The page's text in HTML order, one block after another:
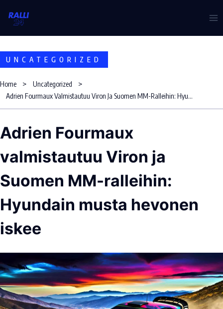
UNCATEGORIZED
Home
Uncategorized
Adrien Fourmaux Valmistautuu Viron Ja Suomen MM-Ralleihin: Hyundain Musta Hevonen Iskee
Adrien Fourmaux
valmistautuu Viron ja
Suomen MM-ralleihin:
Hyundain musta hevonen
iskee